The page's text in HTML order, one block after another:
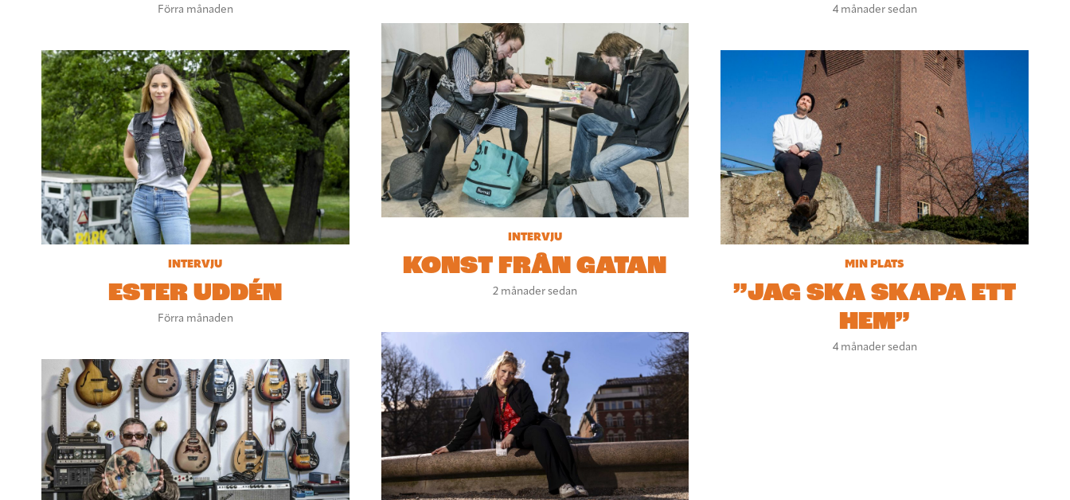
Förra månaden
INTERVJU
ESTER UDDÉN
Förra månaden
INTERVJU
KONST FRÅN GATAN
2 månader sedan
4 månader sedan
MIN PLATS
”JAG SKA SKAPA ETT
HEM”
4 månader sedan